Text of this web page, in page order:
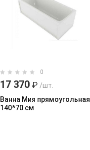
0
17 370 ₽ /шт.
Ванна Мия прямоугольная
140*70 см